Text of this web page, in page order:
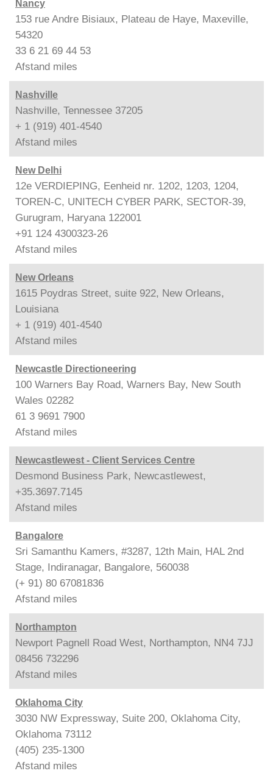
Nancy
153 rue Andre Bisiaux, Plateau de Haye, Maxeville,
54320
33 6 21 69 44 53
Afstand miles
Nashville
Nashville, Tennessee 37205
+ 1 (919) 401-4540
Afstand miles
New Delhi
12e VERDIEPING, Eenheid nr. 1202, 1203, 1204,
TOREN-C, UNITECH CYBER PARK, SECTOR-39,
Gurugram, Haryana 122001
+91 124 4300323-26
Afstand miles
New Orleans
1615 Poydras Street, suite 922, New Orleans,
Louisiana
+ 1 (919) 401-4540
Afstand miles
Newcastle Directioneering
100 Warners Bay Road, Warners Bay, New South
Wales 02282
61 3 9691 7900
Afstand miles
Newcastlewest - Client Services Centre
Desmond Business Park, Newcastlewest,
+35.3697.7145
Afstand miles
Bangalore
Sri Samanthu Kamers, #3287, 12th Main, HAL 2nd
Stage, Indiranagar, Bangalore, 560038
(+ 91) 80 67081836
Afstand miles
Northampton
Newport Pagnell Road West, Northampton, NN4 7JJ
08456 732296
Afstand miles
Oklahoma City
3030 NW Expressway, Suite 200, Oklahoma City,
Oklahoma 73112
(405) 235-1300
Afstand miles